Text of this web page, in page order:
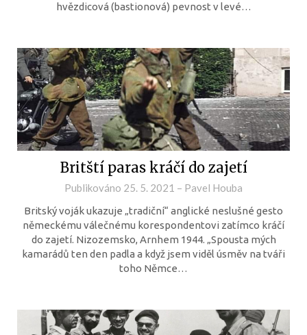
hvězdicová (bastionová) pevnost v levé…
Britští paras kráčí do zajetí
Publikováno 25. 5. 2021 – Pavel Houba
Britský voják ukazuje „tradiční“ anglické neslušné gesto
německému válečnému korespondentovi zatímco kráčí
do zajetí. Nizozemsko, Arnhem 1944. „Spousta mých
kamarádů ten den padla a když jsem viděl úsměv na tváři
toho Němce…